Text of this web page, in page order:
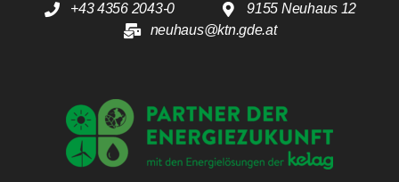
+43 4356 2043-0
9155 Neuhaus 12
neuhaus@ktn.gde.at